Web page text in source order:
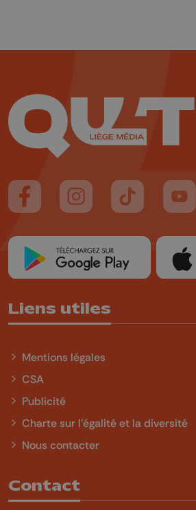
Suivez-nous sur FaceBook
Suivez-nous surSuivez-nous
Liens utiles
Mentions légales
CSA
Publicité
Charte sur l'égalité et la diversité
Nous contacter
Contact